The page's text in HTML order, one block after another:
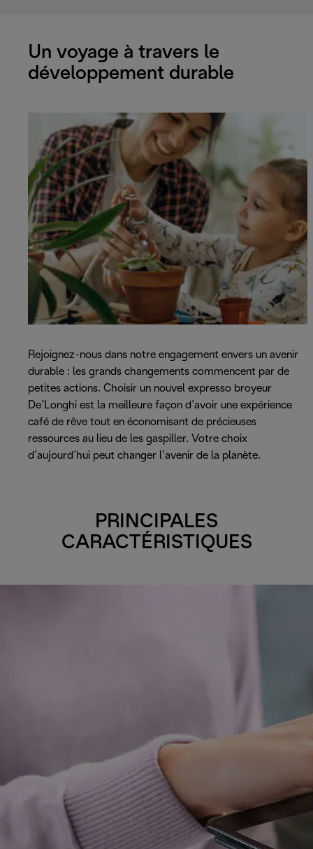
Un voyage à travers le
développement durable
Rejoignez-nous dans notre engagement envers un avenir
durable : les grands changements commencent par de
petites actions. Choisir un nouvel expresso broyeur
De’Longhi est la meilleure façon d’avoir une expérience
café de rêve tout en économisant de précieuses
ressources au lieu de les gaspiller. Votre choix
d’aujourd’hui peut changer l’avenir de la planète.
PRINCIPALES
CARACTÉRISTIQUES